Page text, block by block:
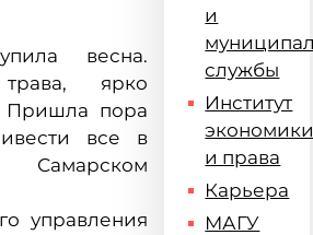
весна.
ярко
Пришла пора
все в
управления
и
службы
Институт
и права
Карьера
МАГУ